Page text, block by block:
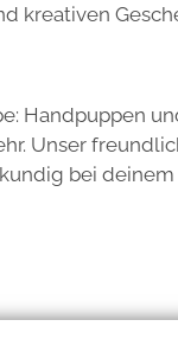
kreativen
Handpuppen
Unser
bei